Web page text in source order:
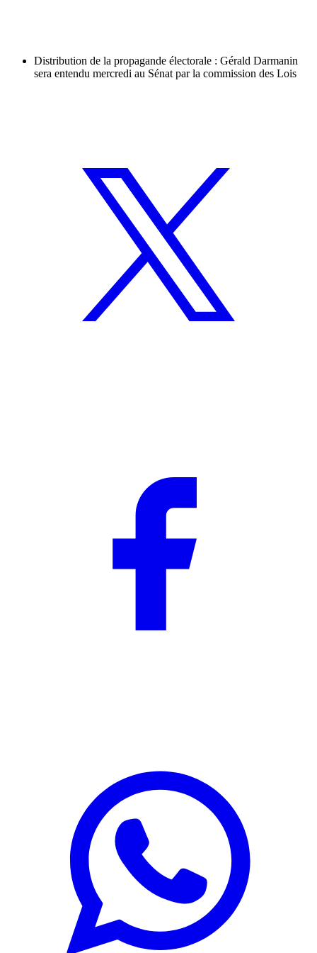
Distribution de la propagande électorale : Gérald Darmanin
sera entendu mercredi au Sénat par la commission des Lois